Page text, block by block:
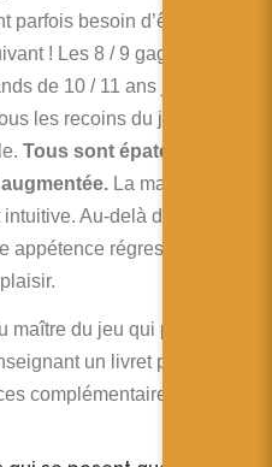
parfois besoin d’être
! Les 8 / 9 gagnent en
de 10 / 11 ans jouent les
les recoins du jeu et
Tous sont épatés à
La manipulation
Au-delà de 11 ans,
appétence régressive pour
du jeu qui peut être
un livret pour la
complémentaires pour